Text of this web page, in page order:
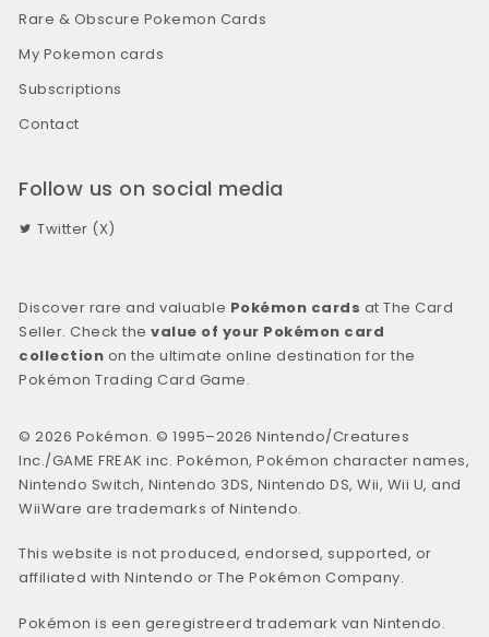
Rare & Obscure Pokemon Cards
My Pokemon cards
Subscriptions
Contact
Follow us on social media
Twitter (X)
Discover rare and valuable Pokémon cards at The Card
Seller. Check thevalue of your Pokémon card
collection on the ultimate online destination for the
Pokémon Trading Card Game.
© 2026 Pokémon. © 1995–2026 Nintendo/Creatures
Inc./GAME FREAK inc. Pokémon, Pokémon character names,
Nintendo Switch, Nintendo 3DS, Nintendo DS, Wii, Wii U, and
WiiWare are trademarks of Nintendo.
This website is not produced, endorsed, supported, or
affiliated with Nintendo or The Pokémon Company.
Pokémon is een geregistreerd trademark van Nintendo.